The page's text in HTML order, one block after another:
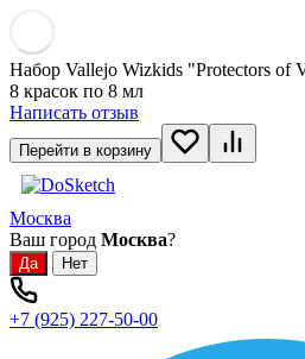
Набор Vallejo Wizkids "Protectors of
8 красок по 8 мл
Написать отзыв
Перейти в корзину
Москва
Ваш город Москва?
+7 (925) 227-50-00